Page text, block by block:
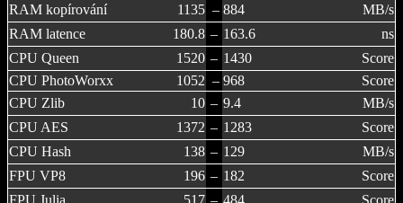
RAM kopírování
1135 – 884
MB/s
RAM latence
180.8 – 163.6
ns
CPU Queen
1520 – 1430
Score
CPU PhotoWorxx
1052 – 968
Score
CPU Zlib
10 – 9.4
MB/s
CPU AES
1372 – 1283
Score
CPU Hash
138 – 129
MB/s
FPU VP8
196 – 182
Score
FPU Julia
517 – 484
Score